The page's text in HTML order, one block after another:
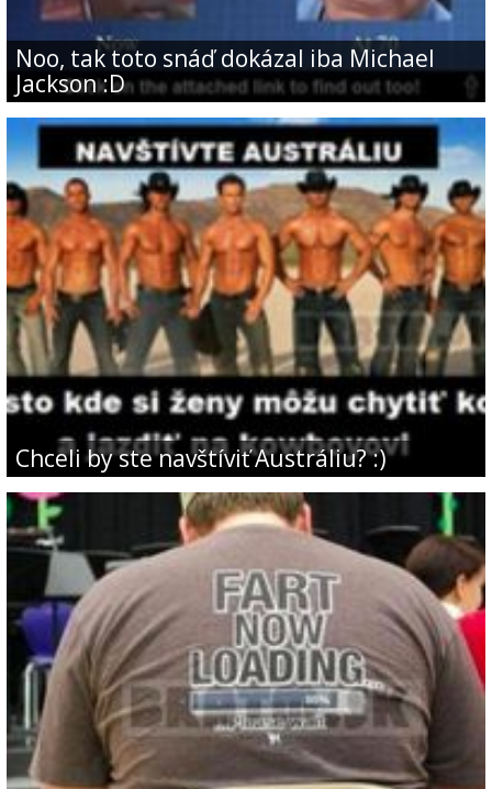
Noo, tak toto snáď dokázal iba Michael
Jackson :D
Chceli by ste navštíviť Austráliu? :)